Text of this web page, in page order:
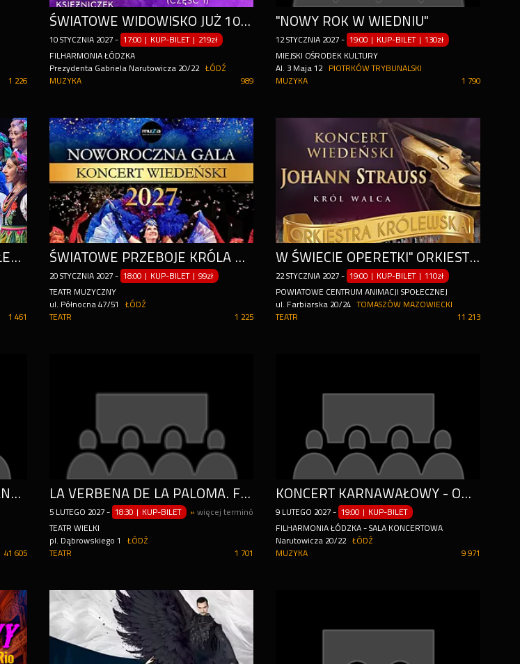
1 226
ŚWIATOWE WIDOWISKO JUŻ 10.01. W FILHARMONII ŁÓDZKIEJ!
10 STYCZNIA 2027 - 17:00 | KUP-BILET | 219zł
FILHARMONIA ŁÓDZKA
Prezydenta Gabriela Narutowicza 20/22
ŁÓDŹ
989
MUZYKA
"NOWY ROK W WIEDNIU"
12 STYCZNIA 2027 - 19:00 | KUP-BILET |130zł
MIEJSKI OŚRODEK KULTURY
Al. 3 Maja 12
PIOTRKÓW TRYBUNALSKI
1 790
MUZYKA
KONCERT KOLĘD I PASTORAŁEK - PZLPIT "MAZOWSZE"
1 461
ŚWIATOWE PRZEBOJE KRÓLA WALCA JOHANNA STRAUSSA I NIE TYLKO...
20 STYCZNIA 2027 - 18:00 | KUP-BILET | 99zł
TEATR MUZYCZNY
ul. Północna 47/51
ŁÓDŹ
1 225
TEATR
W ŚWIECIE OPERETKI" ORKIESTRA KRÓLEWSKA
22 STYCZNIA 2027 - 19:00 | KUP-BILET |110zł
POWIATOWE CENTRUM ANIMACJI SPOŁECZNEJ
ul. Farbiarska 20/24
TOMASZÓW MAZOWIECKI
11 213
TEATR
TRIBUTE TO ANNAJANTAR I ANNA GERMAN
41 605
LA VERBENA DE LA PALOMA. FIESTA PALOMY
5 LUTEGO 2027 - 18:30 | KUP-BILET » więcej terminów
TEATR WIELKI
pl. Dąbrowskiego 1
ŁÓDŹ
1 701
TEATR
KONCERT KARNAWAŁOWY - OD STRAUSSÓW PO BROADWAY I RIO
9 LUTEGO 2027 - 19:00 | KUP-BILET
FILHARMONIA ŁÓDZKA - SALA KONCERTOWA
Narutowicza 20/22
ŁÓDŹ
9 971
MUZYKA